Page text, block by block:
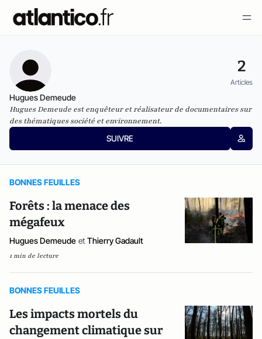
2
Articles
Hugues Demeude
Hugues Demeude est enquêteur et réalisateur de documentaires sur
des thématiques société et environnement.
SUIVRE
BONNES FEUILLES
Forêts : la menace des
mégafeux
Hugues Demeude et Thierry Gadault
1 min de lecture
BONNES FEUILLES
Les impacts mortels du
changement climatique sur